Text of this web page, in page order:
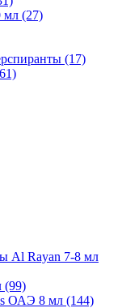
мл (27)
(17)
Al Rayan 7-8 мл
(99)
ОАЭ 8 мл (144)